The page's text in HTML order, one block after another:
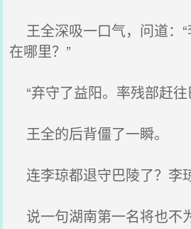
王全深吸一口气，问道：
在哪里？”
“弃守了益阳。率残部赶往
王全的后背僵了一瞬。
连李琼都退守巴陵了？李
说一句湖南第一名将也不